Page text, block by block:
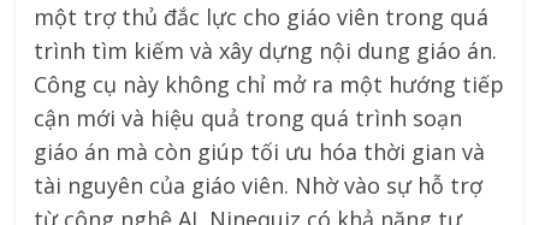
một trợ thủ đắc lực cho giáo viên trong quá
trình tìm kiếm và xây dựng nội dung giáo án.
Công cụ này không chỉ mở ra một hướng tiếp
cận mới và hiệu quả trong quá trình soạn
giáo án mà còn giúp tối ưu hóa thời gian và
tài nguyên của giáo viên. Nhờ vào sự hỗ trợ